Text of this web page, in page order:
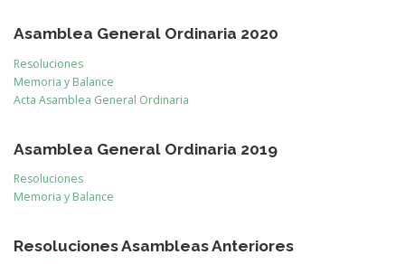
Asamblea General Ordinaria 2020
Resoluciones
Memoria y Balance
Acta Asamblea General Ordinaria
Asamblea General Ordinaria 2019
Resoluciones
Memoria y Balance
Resoluciones Asambleas Anteriores